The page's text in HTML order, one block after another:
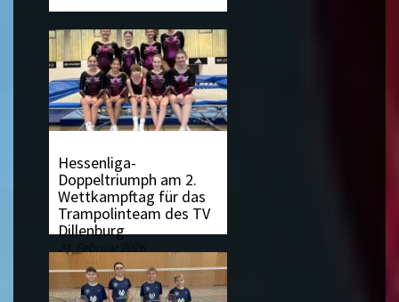
Hessenliga-
Doppeltriumph am 2.
Wettkampftag für das
Trampolinteam des TV
Dillenburg
24. Februar 2026